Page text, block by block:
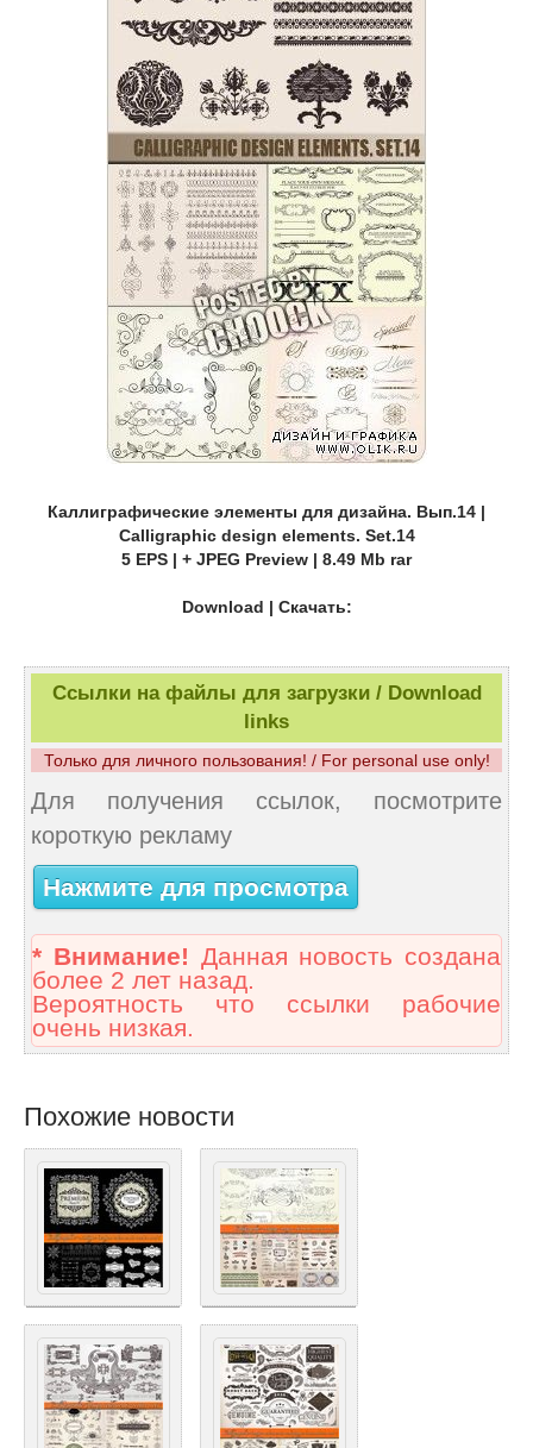
Каллиграфические элементы для дизайна. Вып.14 |
Calligraphic design elements. Set.14
5 EPS | + JPEG Preview | 8.49 Mb rar
Download | Скачать:
Ссылки на файлы для загрузки / Download
links
Только для личного пользования! / For personal use only!
Для получения ссылок, посмотрите
короткую рекламу
Нажмите для просмотра
* Внимание! Данная новость создана
более 2 лет назад.
Вероятность что ссылки рабочие
очень низкая.
Похожие новости